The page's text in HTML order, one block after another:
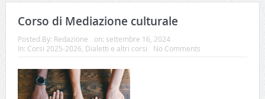
Corso di Mediazione culturale
Posted By: Redazione on: settembre 16, 2024
In: Corsi 2025-2026 Dialetti e altri corsi No Comments